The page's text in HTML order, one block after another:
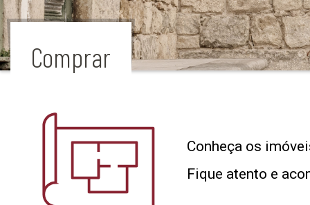
Comprar
Conheça os
Fique atento e